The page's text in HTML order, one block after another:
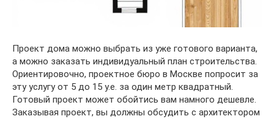
Проект дома можно выбрать из уже готового варианта,
а можно заказать индивидуальный план строительства.
Ориентировочно, проектное бюро в Москве попросит за
эту услугу от 5 до 15 у.е. за один метр квадратный.
Готовый проект может обойтись вам намного дешевле.
Заказывая проект, вы должны обсудить с архитектором